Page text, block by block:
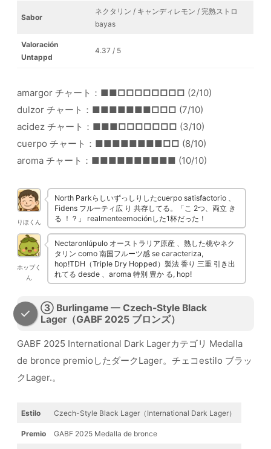
Sabor
ネクタリン / キャンディレモン / 完熟ストロ
bayas
Valoración
Untappd
4.37 / 5
amargor チャート： ■■□□□□□□□□ (2/10)
dulzor チャート： ■■■■■■■□□□ (7/10)
acidez チャート： ■■■□□□□□□□ (3/10)
cuerpo チャート： ■■■■■■■■□□ (8/10)
aroma チャート： ■■■■■■■■■■ (10/10)
りほくん
North Parkらしいずっしりしたcuerpo satisfactorio 、
Fidens フルーティ広 り 共存してる。「こ 2つ、両立 き
る ！？」 realmenteemociónした1杯だった！
ホップく
ん
Nectaronlúpulo オーストラリア原産 、熟した桃やネク
タリン como 南国フルーツ感 se caracteriza,
hop!TDH（Triple Dry Hopped）製法 香り 三重 引き出
れてる desde 、aroma 特別 豊か る, hop!
③ Burlingame — Czech-Style Black
Lager（GABF 2025 ブロンズ）
GABF 2025 International Dark Lagerカテゴリ Medalla
de bronce premioしたダークLager。チェコestilo ブラッ
クLager.。
Estilo Czech-Style Black Lager（International Dark Lager）
Premio GABF 2025 Medalla de bronce